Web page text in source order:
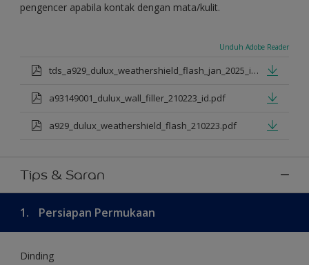
pengencer apabila kontak dengan mata/kulit.
Unduh Adobe Reader
tds_a929_dulux_weathershield_flash_jan_2025_id.pdf
a93149001_dulux_wall_filler_210223_id.pdf
a929_dulux_weathershield_flash_210223.pdf
Tips & Saran
1. Persiapan Permukaan
Dinding